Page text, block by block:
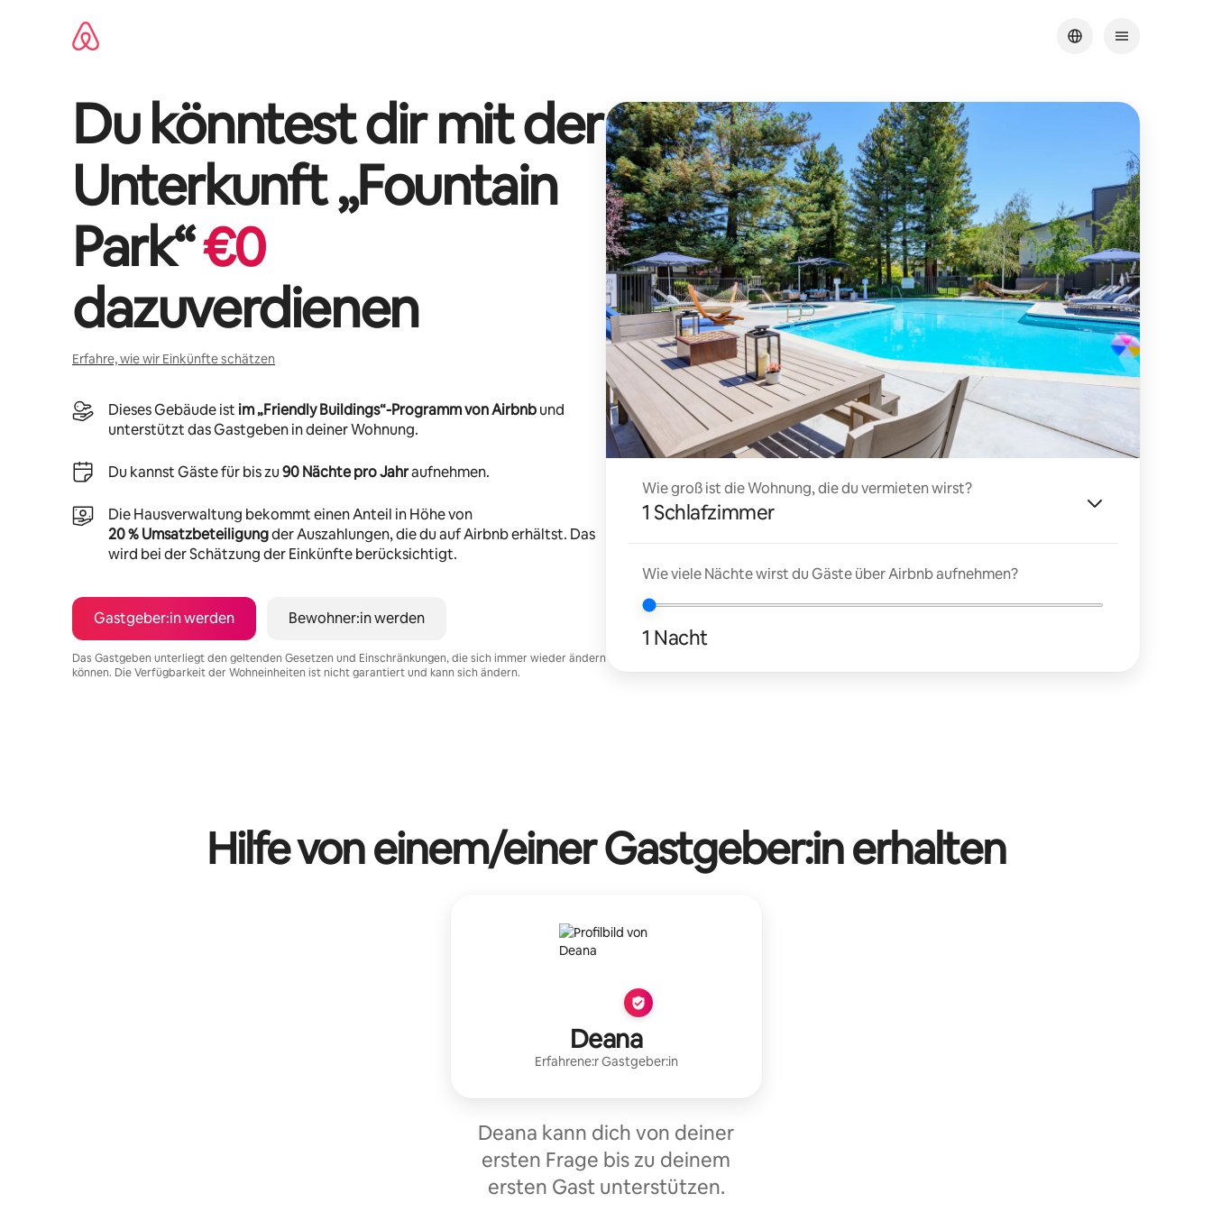
Du könntest dir mit der
Unterkunft „Fountain
Park“€0
dazuverdienen
Erfahre, wie wir Einkünfte schätzen
Dieses Gebäude ist im „Friendly Buildings“-Programm von Airbnbund
unterstützt das Gastgeben in deiner Wohnung.
Du kannst Gäste für bis zu90 Nächte pro Jahraufnehmen.
Die Hausverwaltung bekommt einen Anteil in Höhe von
20 % Umsatzbeteiligungder Auszahlungen, die du auf Airbnb erhältst. Das
wird bei der Schätzung der Einkünfte berücksichtigt.
Gastgeber:in werden Bewohner:in werden
Das Gastgeben unterliegt den geltenden Gesetzen und Einschränkungen, die sich immer wieder ändern
können. Die Verfügbarkeit der Wohneinheiten ist nicht garantiert und kann sich ändern.
Wie groß ist die Wohnung, die du vermieten wirst?
1 Schlafzimmer
Wie viele Nächte wirst du Gäste über Airbnb aufnehmen?
1 Nacht
Hilfe von einem/einer Gastgeber:in erhalten
Deana
Erfahrene:r Gastgeber:in
Deana kann dich von deiner
ersten Frage bis zu deinem
ersten Gast unterstützen.